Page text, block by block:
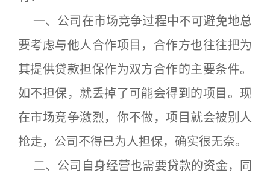
一、公司在市场竞争过程中不可避免地总
要考虑与他人合作项目，合作方也往往把为
其提供贷款担保作为双方合作的主要条件。
如不担保，就丢掉了可能会得到的项目。现
在市场竞争激烈，你不做，项目就会被别人
抢走，公司不得已为人担保，确实很无奈。
二、公司自身经营也需要贷款的资金，同